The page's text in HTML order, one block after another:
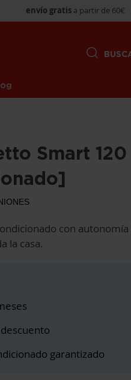
envío gratis a partir de 60€
Smart 120
con
la casa.
garantizado